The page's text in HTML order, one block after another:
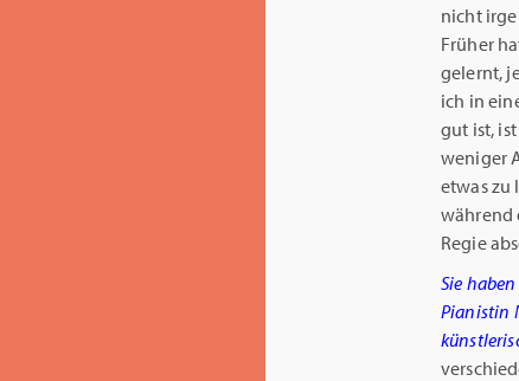
nicht
Früher
gelernt,
ich in
gut ist,
weniger
etwas zu
während
Regie
Sie
Pianistin